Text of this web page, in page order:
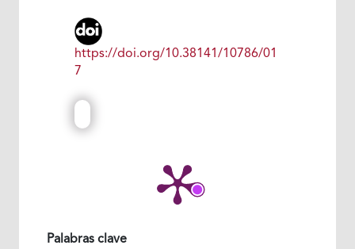
https://doi.org/10.38141/10786/01
7
Palabras clave